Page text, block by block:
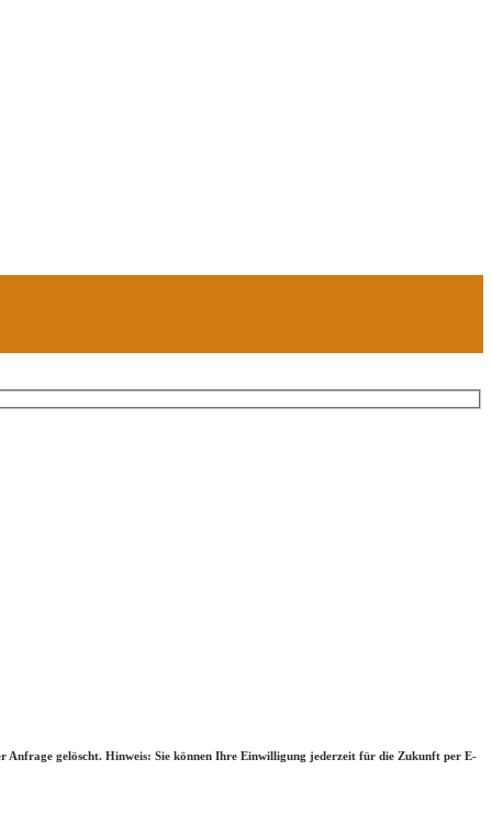
Anfrage gelöscht. Hinweis: Sie können Ihre Einwilligung jederzeit für die Zukunft per E-